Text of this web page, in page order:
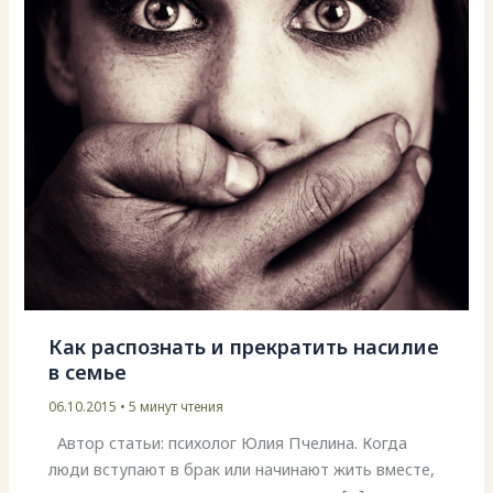
Как распознать и прекратить насилие
в семье
06.10.2015 •5 минут чтения
Автор статьи: психолог Юлия Пчелина. Когда
люди вступают в брак или начинают жить вместе,